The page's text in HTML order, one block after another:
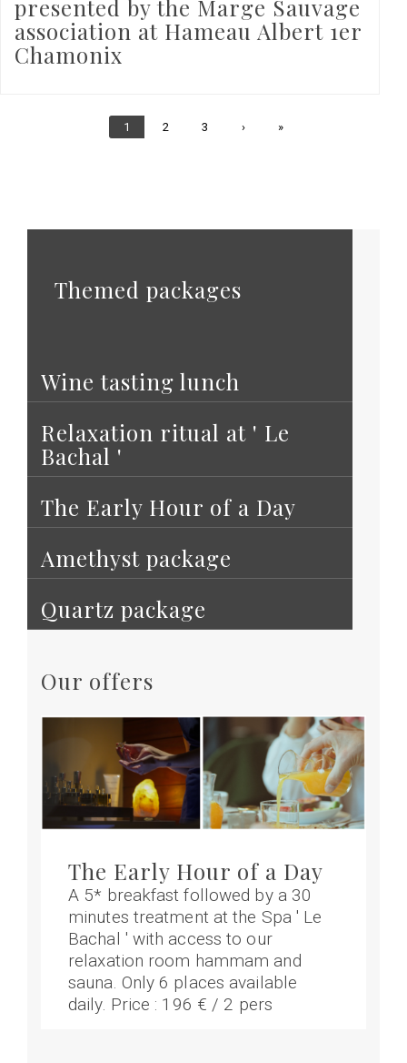
presented by the Marge Sauvage
association at Hameau Albert 1er
Chamonix
Current
1 Page
2 Page
3
Next
›
Last
»
Themed packages
Wine tasting lunch
Relaxation ritual at ' Le
Bachal '
The Early Hour of a Day
Amethyst package
Quartz package
Our offers
The Early Hour of a Day
A 5* breakfast followed by a 30
minutes treatment at the Spa ' Le
Bachal ' with access to our
relaxation room hammam and
sauna. Only 6 places available
daily. Price : 196 € / 2 pers